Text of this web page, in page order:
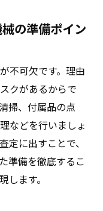
機械買取トラブ
得る機械売却の
たい機械買取業
比較で気を付け
落とし穴とは
の準備ポイン
不可欠です。理由
クがあるからで
掃、付属品の点
などを行いましょ
定に出すことで、
準備を徹底するこ
します。